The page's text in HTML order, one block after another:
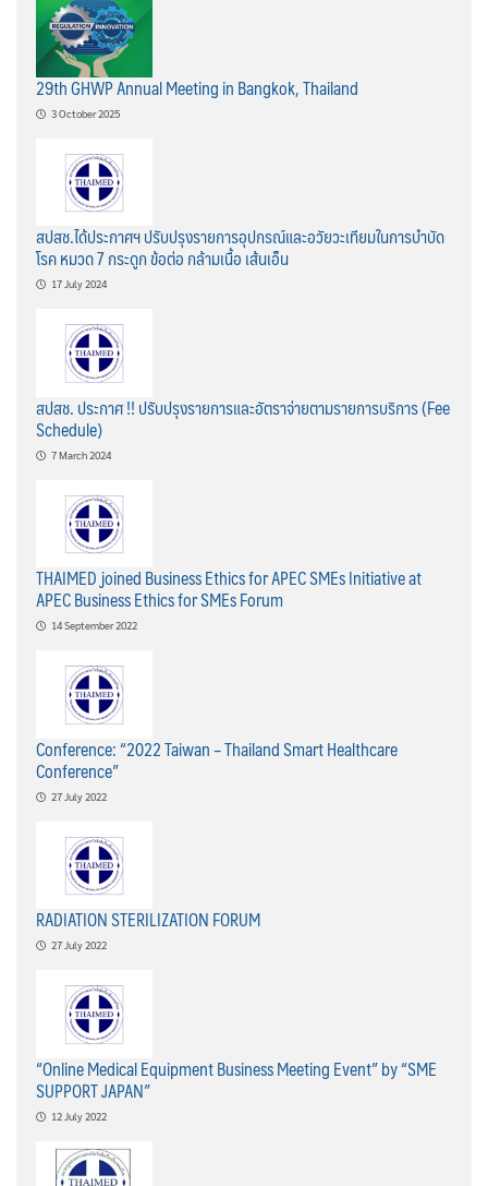
29th GHWP Annual Meeting in Bangkok, Thailand
3 October 2025
สปสช.ได้ประกาศฯ ปรับปรุงรายการอุปกรณ์และอวัยวะเทียมในการบำบัด
โรค หมวด 7 กระดูก ข้อต่อ กล้ามเนื้อ เส้นเอ็น
17 July 2024
สปสช. ประกาศ !! ปรับปรุงรายการและอัตราจ่ายตามรายการบริการ (Fee
Schedule)
7 March 2024
THAIMED joined Business Ethics for APEC SMEs Initiative at
APEC Business Ethics for SMEs Forum
14 September 2022
Conference: “2022 Taiwan – Thailand Smart Healthcare
Conference”
27 July 2022
RADIATION STERILIZATION FORUM
27 July 2022
“Online Medical Equipment Business Meeting Event” by “SME
SUPPORT JAPAN”
12 July 2022